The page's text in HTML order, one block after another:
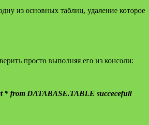
из основных таблиц, удаление которое
просто выполняя его из консоли:
* from DATABASE.TABLE succecefull